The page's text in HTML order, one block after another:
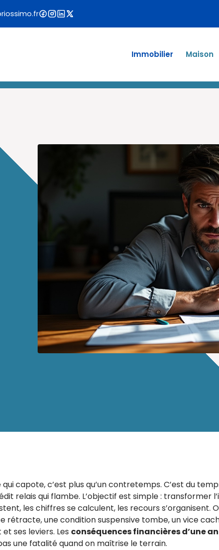
Immobilier Maison
capote, c’est plus qu’un contretemps. C’est du
relais qui flambe. L’objectif est simple : transformer
les chiffres se calculent, les recours s’organisent.
rétracte, une condition suspensive tombe, un vice
ses leviers. Les conséquences financières d’une
une fatalité quand on maîtrise le terrain.